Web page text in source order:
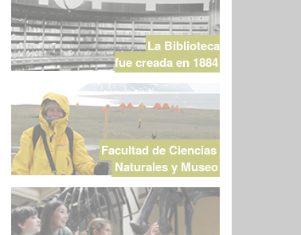
La Biblioteca
fue creada en 1884
Facultad de Ciencias
Naturales y Museo